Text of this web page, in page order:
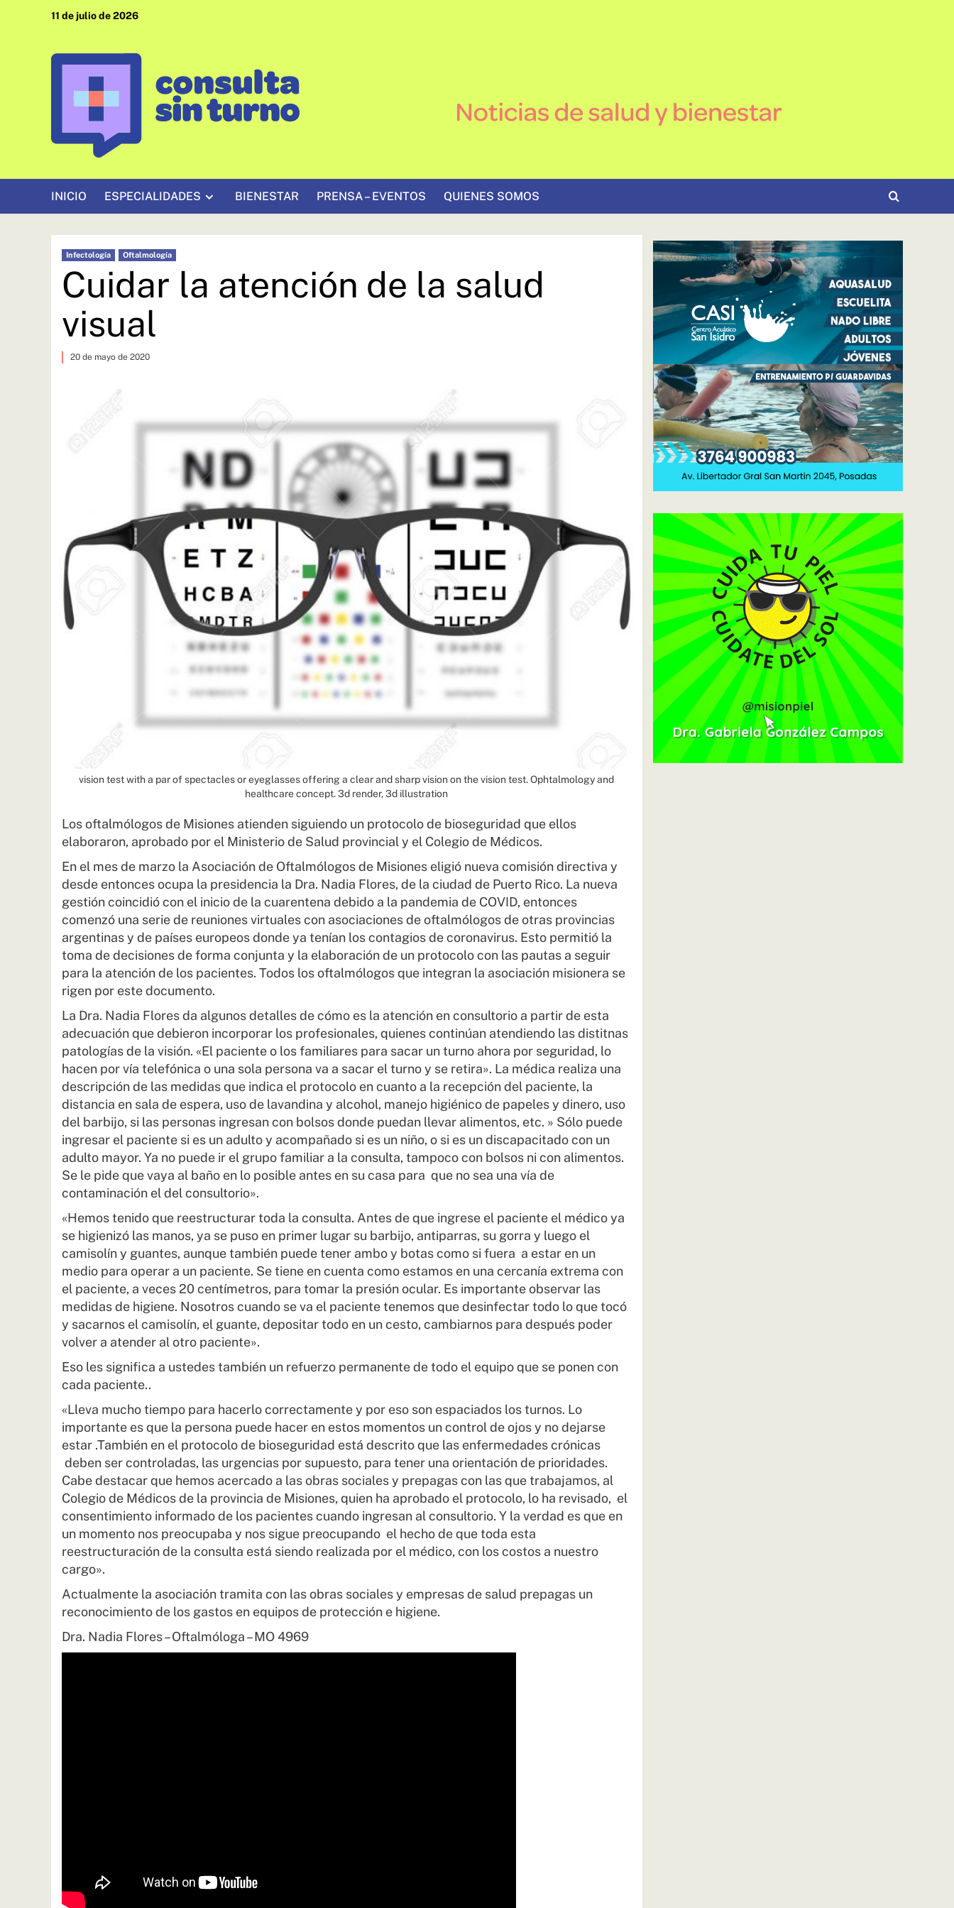
11 de julio de 2026
INICIO ESPECIALIDADES BIENESTAR PRENSA – EVENTOS QUIENES SOMOS
Infectología Oftalmología
Cuidar la atención de la salud
visual
20 de mayo de 2020
vision test with a par of spectacles or eyeglasses offering a clear and sharp vision on the vision test. Ophtalmology and
healthcare concept. 3d render, 3d illustration
Los oftalmólogos de Misiones atienden siguiendo un protocolo de bioseguridad que ellos
elaboraron, aprobado por el Ministerio de Salud provincial y el Colegio de Médicos.
En el mes de marzo la Asociación de Oftalmólogos de Misiones eligió nueva comisión directiva y
desde entonces ocupa la presidencia la Dra. Nadia Flores, de la ciudad de Puerto Rico. La nueva
gestión coincidió con el inicio de la cuarentena debido a la pandemia de COVID, entonces
comenzó una serie de reuniones virtuales con asociaciones de oftalmólogos de otras provincias
argentinas y de países europeos donde ya tenían los contagios de coronavirus. Esto permitió la
toma de decisiones de forma conjunta y la elaboración de un protocolo con las pautas a seguir
para la atención de los pacientes. Todos los oftalmólogos que integran la asociación misionera se
rigen por este documento.
La Dra. Nadia Flores da algunos detalles de cómo es la atención en consultorio a partir de esta
adecuación que debieron incorporar los profesionales, quienes continúan atendiendo las distitnas
patologías de la visión. «El paciente o los familiares para sacar un turno ahora por seguridad, lo
hacen por vía telefónica o una sola persona va a sacar el turno y se retira». La médica realiza una
descripción de las medidas que indica el protocolo en cuanto a la recepción del paciente, la
distancia en sala de espera, uso de lavandina y alcohol, manejo higiénico de papeles y dinero, uso
del barbijo, si las personas ingresan con bolsos donde puedan llevar alimentos, etc. » Sólo puede
ingresar el paciente si es un adulto y acompañado si es un niño, o si es un discapacitado con un
adulto mayor. Ya no puede ir el grupo familiar a la consulta, tampoco con bolsos ni con alimentos.
Se le pide que vaya al baño en lo posible antes en su casa para que no sea una vía de
contaminación el del consultorio».
«Hemos tenido que reestructurar toda la consulta. Antes de que ingrese el paciente el médico ya
se higienizó las manos, ya se puso en primer lugar su barbijo, antiparras, su gorra y luego el
camisolín y guantes, aunque también puede tener ambo y botas como si fuera a estar en un
medio para operar a un paciente. Se tiene en cuenta como estamos en una cercanía extrema con
el paciente, a veces 20 centímetros, para tomar la presión ocular. Es importante observar las
medidas de higiene. Nosotros cuando se va el paciente tenemos que desinfectar todo lo que tocó
y sacarnos el camisolín, el guante, depositar todo en un cesto, cambiarnos para después poder
volver a atender al otro paciente».
Eso les significa a ustedes también un refuerzo permanente de todo el equipo que se ponen con
cada paciente..
«Lleva mucho tiempo para hacerlo correctamente y por eso son espaciados los turnos. Lo
importante es que la persona puede hacer en estos momentos un control de ojos y no dejarse
estar .También en el protocolo de bioseguridad está descrito que las enfermedades crónicas
deben ser controladas, las urgencias por supuesto, para tener una orientación de prioridades.
Cabe destacar que hemos acercado a las obras sociales y prepagas con las que trabajamos, al
Colegio de Médicos de la provincia de Misiones, quien ha aprobado el protocolo, lo ha revisado, el
consentimiento informado de los pacientes cuando ingresan al consultorio. Y la verdad es que en
un momento nos preocupaba y nos sigue preocupando el hecho de que toda esta
reestructuración de la consulta está siendo realizada por el médico, con los costos a nuestro
cargo».
Actualmente la asociación tramita con las obras sociales y empresas de salud prepagas un
reconocimiento de los gastos en equipos de protección e higiene.
Dra. Nadia Flores – Oftalmóloga – MO 4969